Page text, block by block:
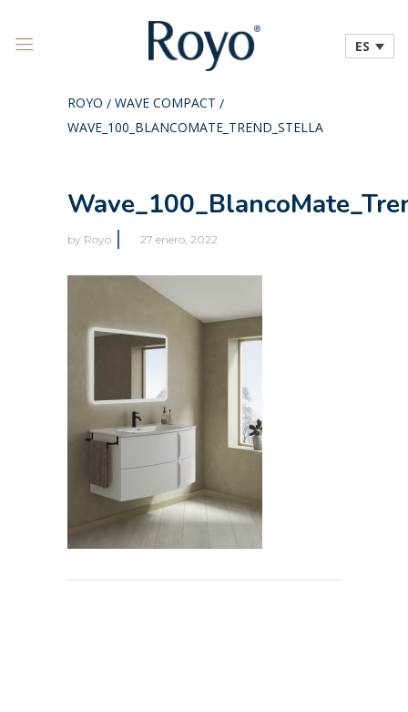
ES
ROYO / WAVE COMPACT /
WAVE_100_BLANCOMATE_TREND_STELLA
by Royo 27 enero, 2022